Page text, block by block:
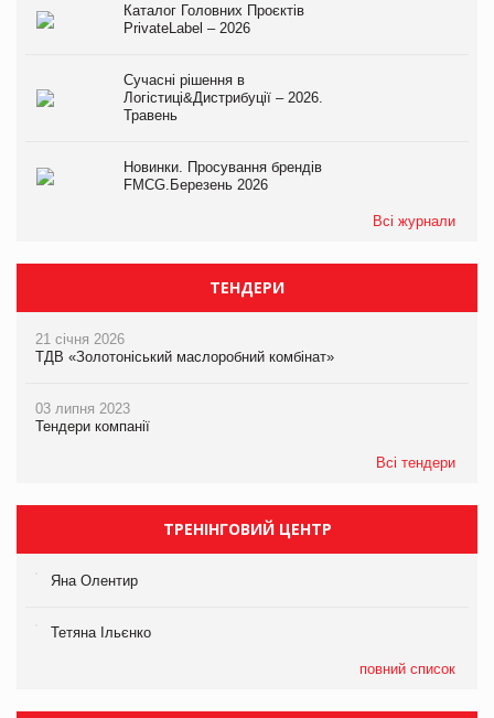
Каталог Головних Проєктів
PrivateLabel – 2026
Сучасні рішення в
Логістиці&Дистрибуції – 2026.
Травень
Новинки. Просування брендів
FMCG.Березень 2026
Всі журнали
ТЕНДЕРИ
21 січня 2026
ТДВ «Золотоніський маслоробний комбінат»
03 липня 2023
Тендери компанії
Всі тендери
ТРЕНІНГОВИЙ ЦЕНТР
Яна Олентир
Тетяна Ільєнко
повний список